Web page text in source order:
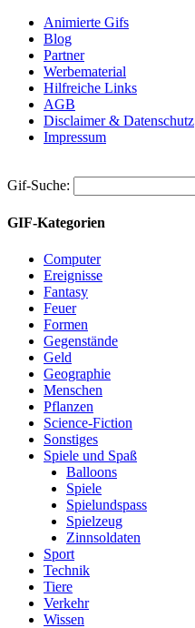
Animierte Gifs
Blog
Partner
Werbematerial
Hilfreiche Links
AGB
Disclaimer & Datenschutz
Impressum
Gif-Suche:
GIF-Kategorien
Computer
Ereignisse
Fantasy
Feuer
Formen
Gegenstände
Geld
Geographie
Menschen
Pflanzen
Science-Fiction
Sonstiges
Spiele und Spaß
Balloons
Spiele
Spielundspass
Spielzeug
Zinnsoldaten
Sport
Technik
Tiere
Verkehr
Wissen